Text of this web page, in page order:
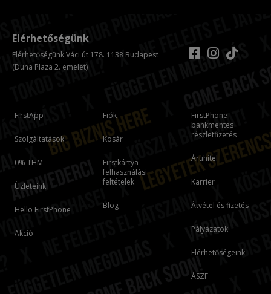
FirstApp
Szolgáltatások
0% THM
Üzleteink
Hello FirstPhone
Akció
Fiók
Kosár
Firstkártya
felhasználási
feltételek
Blog
FirstPhone
bankmentes
részletfizetés
Áruhitel
Karrier
Átvétel és fizetés
Pályázatok
Elérhetőségeink
ÁSZF
Elérhetőségünk
Elérhetőségünk Váci út 178. 1138 Budapest
(Duna Plaza 2. emelet)